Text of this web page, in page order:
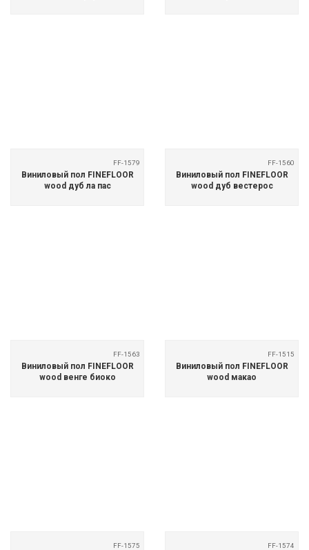
FF-1579
Виниловый пол FINEFLOOR
wood дуб ла пас
FF-1560
Виниловый пол FINEFLOOR
wood дуб вестерос
FF-1563
Виниловый пол FINEFLOOR
wood венге биоко
FF-1515
Виниловый пол FINEFLOOR
wood макао
FF-1575 FF-1574